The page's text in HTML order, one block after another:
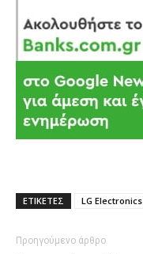
ΕΤΙΚΕΤΕΣ LG Electronics
Προηγούμενο άρθρο